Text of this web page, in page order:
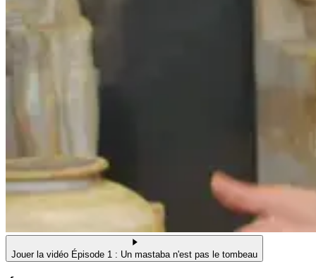
Jouer la vidéo Épisode 1 : Un mastaba n'est pas le tombeau